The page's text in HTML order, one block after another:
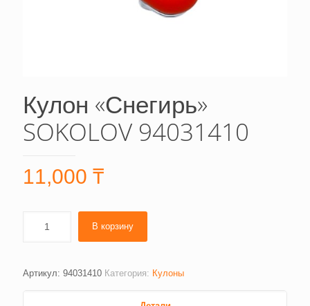
Кулон «Снегирь»
SOKOLOV 94031410
11,000 ₸
В корзину
Артикул: 94031410 Категория: Кулоны